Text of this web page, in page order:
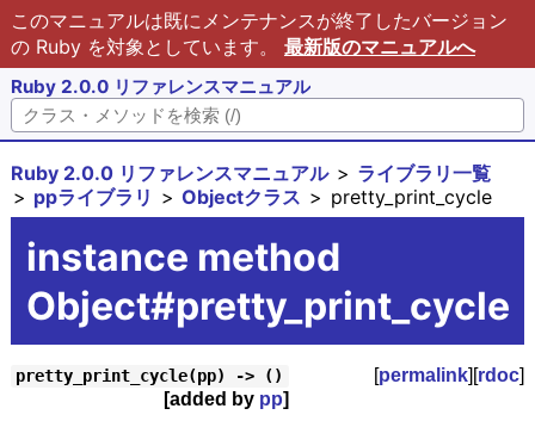
このマニュアルは既にメンテナンスが終了したバージョン
の Ruby を対象としています。 最新版のマニュアルへ
Ruby 2.0.0 リファレンスマニュアル
Ruby 2.0.0 リファレンスマニュアル
ライブラリ一覧
ppライブラリ
Objectクラス pretty_print_cycle
instance method
Object#pretty_print_cycle
pretty_print_cycle(pp) -> () [permalink][rdoc]
[added by pp]